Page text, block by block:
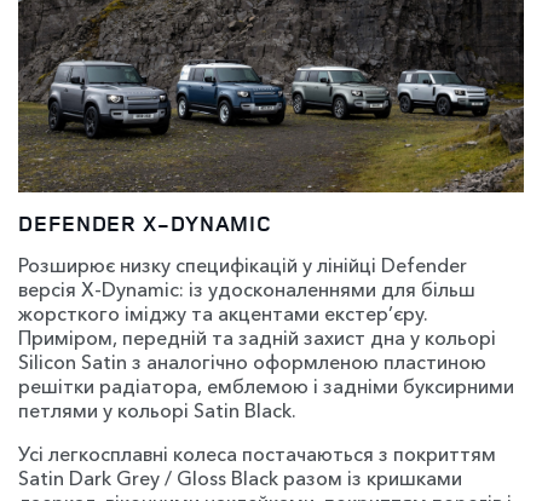
DEFENDER X-DYNAMIC
Розширює низку специфікацій у лінійці Defender
версія X-Dynamic: із удосконаленнями для більш
жорсткого іміджу та акцентами екстер’єру.
Приміром, передній та задній захист дна у кольорі
Silicon Satin з аналогічно оформленою пластиною
решітки радіатора, емблемою і задніми буксирними
петлями у кольорі Satin Black.
Усі легкосплавні колеса постачаються з покриттям
Satin Dark Grey / Gloss Black разом із кришками